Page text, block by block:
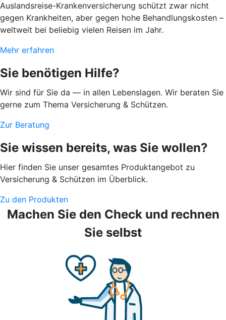
Auslandsreise-Krankenversicherung schützt zwar nicht
gegen Krankheiten, aber gegen hohe Behandlungskosten –
weltweit bei beliebig vielen Reisen im Jahr.
Mehr erfahren
Sie benötigen Hilfe?
Wir sind für Sie da — in allen Lebenslagen. Wir beraten Sie
gerne zum Thema Versicherung & Schützen.
Zur Beratung
Sie wissen bereits, was Sie wollen?
Hier finden Sie unser gesamtes Produktangebot zu
Versicherung & Schützen im Überblick.
Zu den Produkten
Machen Sie den Check und rechnen
Sie selbst